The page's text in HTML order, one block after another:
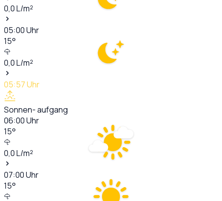
0,0L/m²
05:00Uhr
15°
0,0L/m²
05:57Uhr
Sonnen- aufgang
06:00Uhr
15°
0,0L/m²
07:00Uhr
15°